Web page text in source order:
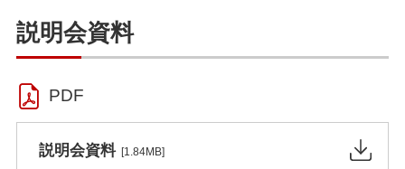
説明会資料
PDF
説明会資料 [1.84MB]